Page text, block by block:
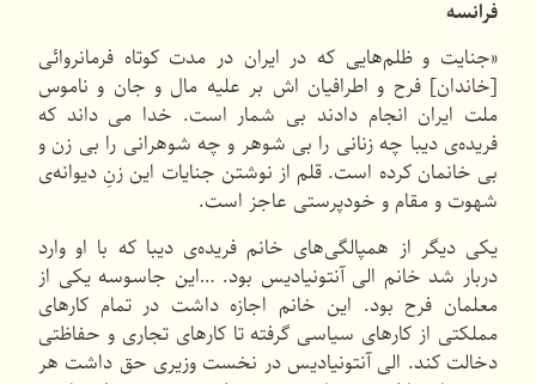
فرانسه
«جنایت و ظلم‌هایی که در ایران در مدت کوتاه فرمانروائی
[خاندان] فرح و اطرافیان اش بر علیه مال و جان و ناموس
ملت ایران انجام دادند بی شمار است. خدا می داند که
فریده‌ی دیبا چه زنانی را بی شوهر و چه شوهرانی را بی زن و
بی خانمان کرده است. قلم از نوشتن جنایات این زنِ دیوانه‌ی
شهوت و مقام و خودپرستی عاجز است.
یکی دیگر از همپالگی‌های خانم فریده‌ی دیبا که با او وارد
دربار شد خانم الی آنتونیادیس بود. …این جاسوسه یکی از
معلمان فرح بود. این خانم اجازه داشت در تمام کارهای
مملکتی از کارهای سیاسی گرفته تا کارهای تجاری و حفاظتی
دخالت کند. الی آنتونیادیس در نخست وزیری حق داشت هر